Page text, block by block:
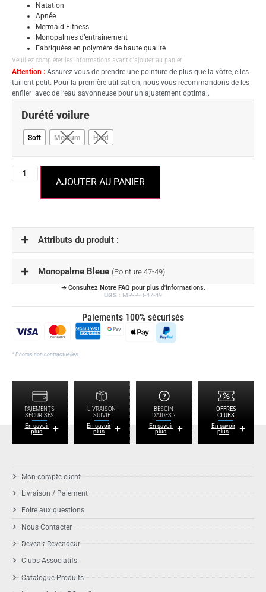
Natation
Apnée
Mermaid Fitness
Monopalmes d’entrainement
Fabriquées en polymère de haute qualité
Veuillez compléter les informations avant d'ajouter au panier :
Attention : Assurez-vous de prendre une pointure de plus que la vôtre, elles
taillent petit. Pour la première utilisation, nous vous recommandons de les
enfiler avec de l’eau savonneuse pour un ajustement optimal.
Durété voilure
Soft Medium Hard
AJOUTER AU PANIER
Attributs du produit :
Monopalme Bleue (Pointure 47-49)
➔ Consultez Notre FAQ pour plus d'informations.
UGS : MP-P-B-47-49
Paiements 100% sécurisés
* Photos non contractuelles
PAIEMENTS
SÉCURISÉS
En savoir
plus
LIVRAISON
SUIVIE
En savoir
plus
BESOIN
D'AIDES ?
En savoir
plus
OFFRES
CLUBS
En savoir
plus
Mon compte client
Livraison / Paiement
Foire aux questions
Nous Contacter
Devenir Revendeur
Clubs Associatifs
Catalogue Produits